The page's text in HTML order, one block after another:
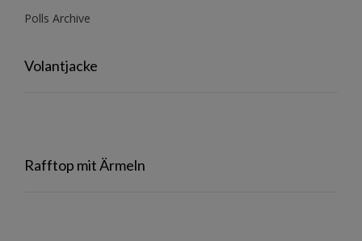
Polls Archive
Volantjacke
Rafftop mit Ärmeln